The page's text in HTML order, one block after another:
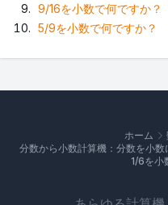
9/16を小数で何ですか？
5/9を小数で何ですか？
ホーム
分数から小数計算機：分数を小
1/6を小